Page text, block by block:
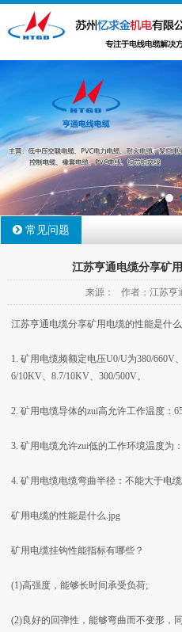
常见问题
江苏亨通电缆分享矿
来源： 作者：江苏亨
江苏亨通电缆分享矿用电缆的性能是什么
1. 矿用电缆频额定电压U0/U为380/660V
6/10KV、8.7/10KV、300/500V。
2. 矿用电缆导体的zui高允许工作温度：
3. 矿用电缆允许zui低的工作环境温度为
4. 矿用电缆电缆弯曲半径：不能大于电缆
矿用电缆的性能是什么.jpg
矿用电缆挂钩性能指标有哪些？
(1)高强度，能够长时间承受负荷;
(2)良好的回弹性，能够弯曲而不变形，